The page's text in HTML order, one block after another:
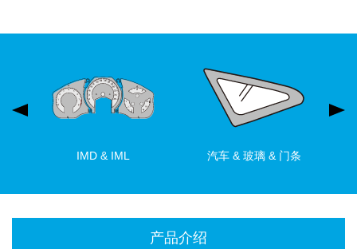
IMD & IML 汽车 & 玻璃 & 门条
产品介绍